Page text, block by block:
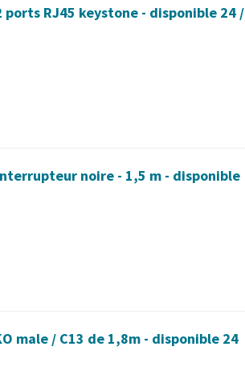
RJ45 keystone - disponible 24 /
noire - 1,5 m - disponible
male / C13 de 1,8m - disponible 24